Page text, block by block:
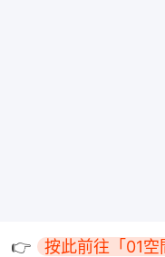
👉
按此前往「01